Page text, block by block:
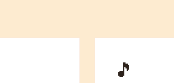
🎵